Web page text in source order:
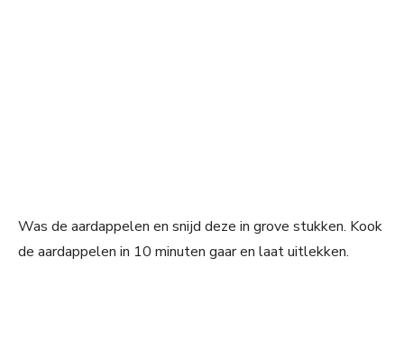
Was de aardappelen en snijd deze in grove stukken. Kook
de aardappelen in 10 minuten gaar en laat uitlekken.